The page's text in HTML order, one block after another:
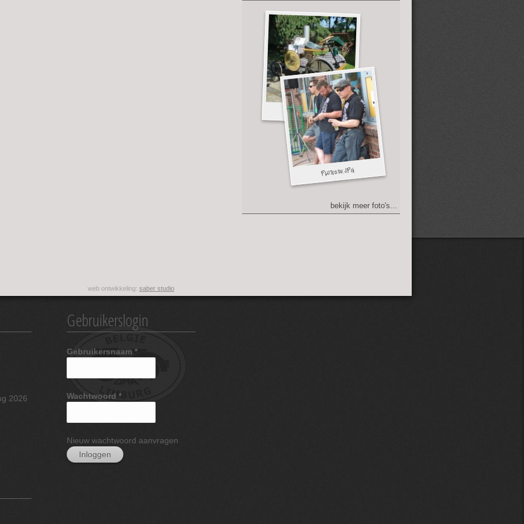
bekijk meer foto's...
web ontwikkeling: saber studio
2026
Gebruikerslogin
Gebruikersnaam *
Wachtwoord *
Nieuw wachtwoord aanvragen